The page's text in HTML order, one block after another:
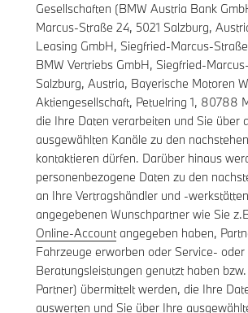
Gesellschaften (BMW Austria Bank
Marcus-Straße 24, 5021 Salzburg,
Leasing GmbH, Siegfried-Marcus-
BMW Vertriebs GmbH, Siegfried-
Salzburg, Austria, Bayerische Motoren
Aktiengesellschaft, Petuelring 1, 80788
die Ihre Daten verarbeiten und Sie über
ausgewählten Kanäle zu den
kontaktieren dürfen. Darüber hinaus
personenbezogene Daten zu den
an Ihre Vertragshändler und -
angegebenen Wunschpartner wie Sie
Online-Accountangegeben haben,
Fahrzeuge erworben oder Service- oder
Beratungsleistungen genutzt haben
Partner) übermittelt werden, die Ihre
auswerten und Sie über Ihre